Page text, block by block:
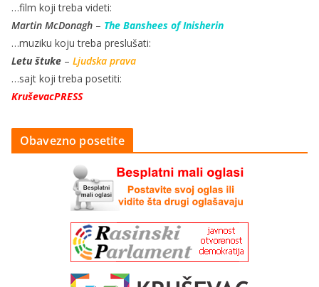
…film koji treba videti:
Martin McDonagh – The Banshees of Inisherin
…muziku koju treba preslušati:
Letu štuke – Ljudska prava
…sajt koji treba posetiti:
KruševacPRESS
Obavezno posetite